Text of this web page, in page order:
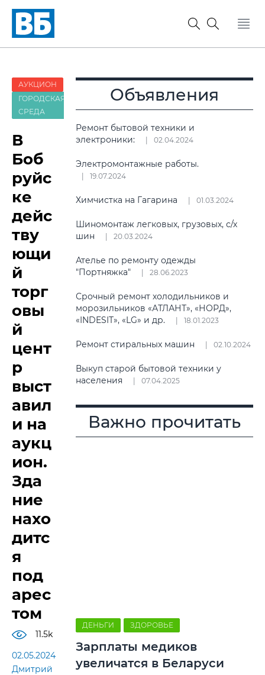
АУКЦИОН
ГОРОДСКАЯ
СРЕДА
В
Боб
руйс
ке
дейс
тву
ющи
й
торг
овы
й
цент
р
выст
авил
и на
аукц
ион.
Зда
ние
нахо
дитс
я
под
арес
том
11.5k
02.05.2024
Дмитрий
Объявления
Ремонт бытовой техники и
электроники:
02.04.2024
Электромонтажные работы.
19.07.2024
Химчистка на Гагарина 01.03.2024
Шиномонтаж легковых, грузовых, с/х
шин
20.03.2024
Ателье по ремонту одежды
"Портняжка"
28.06.2023
Срочный ремонт холодильников и
морозильников «АТЛАНТ», «НОРД»,
«INDESIT», «LG» и др.
18.01.2023
Ремонт стиральных машин 02.10.2024
Выкуп старой бытовой техники у
населения
07.04.2025
Важно прочитать
ДЕНЬГИ ЗДОРОВЬЕ
Зарплаты медиков
увеличатся в Беларуси